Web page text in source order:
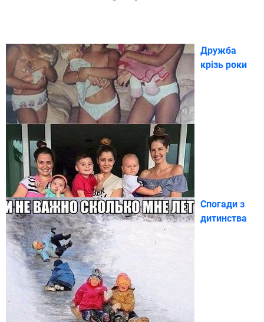
Дружба
крізь роки
Спогади з
дитинства